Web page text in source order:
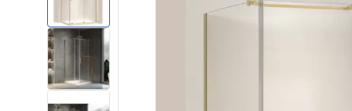
Zuhanytálcák
Zuhanylefolyók